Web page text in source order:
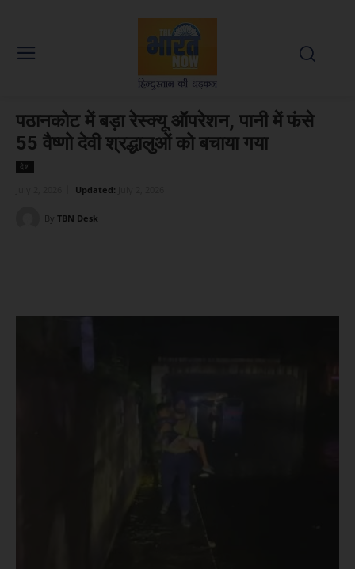
पठानकोट में बड़ा रेस्क्यू ऑपरेशन, पानी में फंसे
55 वैष्णो देवी श्रद्धालुओं को बचाया गया
देश
Updated:
By TBN Desk